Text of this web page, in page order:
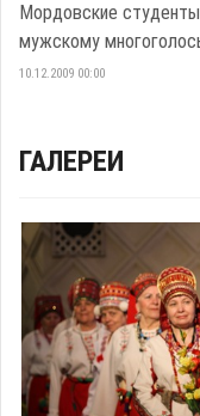
Мордовские
мужскому
10.12.2009 00:00
ГАЛЕРЕИ